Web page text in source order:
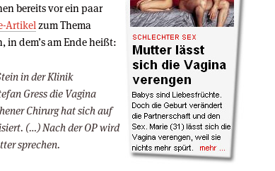
bereits vor ein paar
Artikel zum Thema
in dem’s am Ende heißt:
in der Klinik
Gress die Vagina
Chirurg hat sich auf
(…) Nach der OP wird
sprechen.